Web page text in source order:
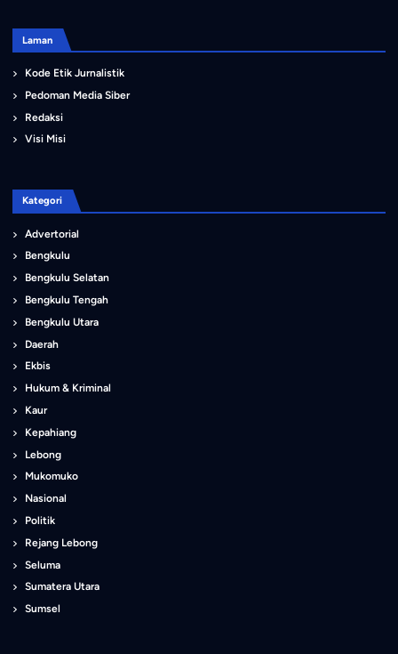
Laman
Kode Etik Jurnalistik
Pedoman Media Siber
Redaksi
Visi Misi
Kategori
Advertorial
Bengkulu
Bengkulu Selatan
Bengkulu Tengah
Bengkulu Utara
Daerah
Ekbis
Hukum & Kriminal
Kaur
Kepahiang
Lebong
Mukomuko
Nasional
Politik
Rejang Lebong
Seluma
Sumatera Utara
Sumsel